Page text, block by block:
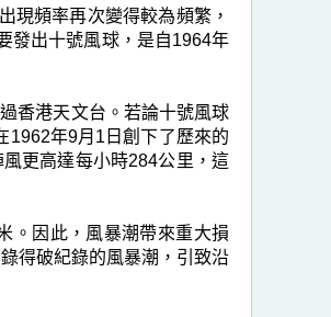
現頻率再次變得較為頻繁，
發出十號風球，是自1964年
香港天文台。若論十號風球
1962年9月1日創下了歷來的
更高達每小時284公里，這
。因此，風暴潮帶來重大損
得破紀錄的風暴潮，引致沿